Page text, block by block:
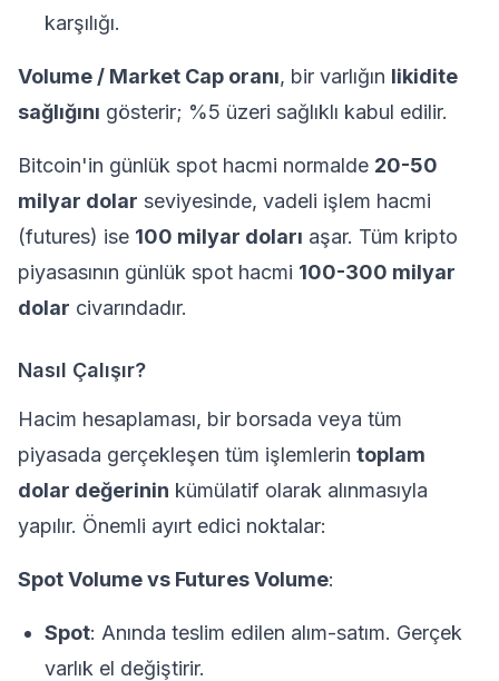
karşılığı.
Volume / Market Cap oranı, bir varlığın likidite
sağlığını gösterir; %5 üzeri sağlıklı kabul edilir.
Bitcoin'in günlük spot hacmi normalde 20-50
milyar dolar seviyesinde, vadeli işlem hacmi
(futures) ise 100 milyar doları aşar. Tüm kripto
piyasasının günlük spot hacmi 100-300 milyar
dolar civarındadır.
Nasıl Çalışır?
Hacim hesaplaması, bir borsada veya tüm
piyasada gerçekleşen tüm işlemlerin toplam
dolar değerinin kümülatif olarak alınmasıyla
yapılır. Önemli ayırt edici noktalar:
Spot Volume vs Futures Volume:
Spot: Anında teslim edilen alım-satım. Gerçek
varlık el değiştirir.